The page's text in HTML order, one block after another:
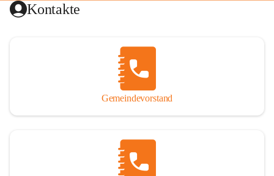
Kontakte
Gemeindevorstand